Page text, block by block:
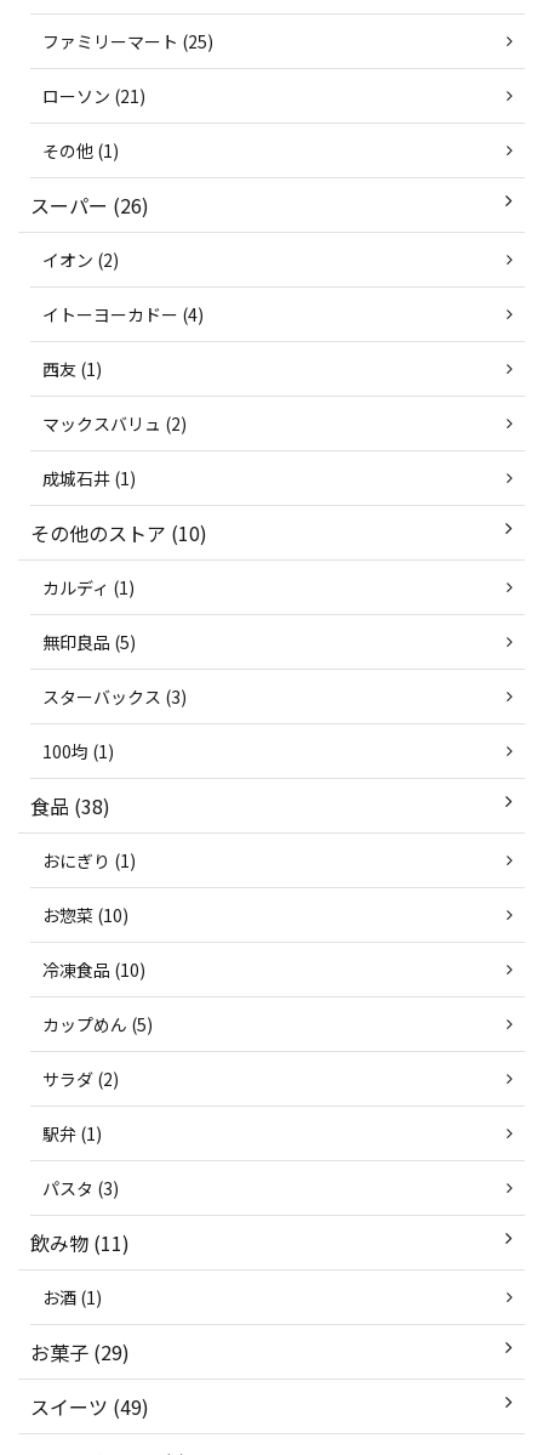
ファミリーマート (25)
ローソン (21)
その他 (1)
スーパー (26)
イオン (2)
イトーヨーカドー (4)
西友 (1)
マックスバリュ (2)
成城石井 (1)
その他のストア (10)
カルディ (1)
無印良品 (5)
スターバックス (3)
100均 (1)
食品 (38)
おにぎり (1)
お惣菜 (10)
冷凍食品 (10)
カップめん (5)
サラダ (2)
駅弁 (1)
パスタ (3)
飲み物 (11)
お酒 (1)
お菓子 (29)
スイーツ (49)